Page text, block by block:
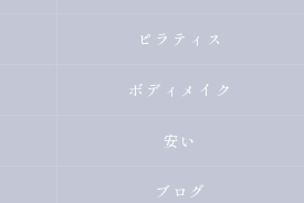
ピラティス
ボディメイク
安い
ブログ